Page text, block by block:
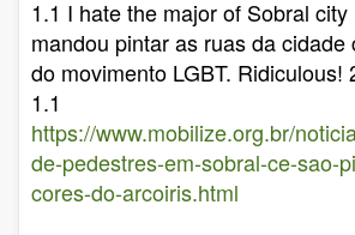
1.1 I hate the major of Sobral
mandou pintar as ruas da cidade
do movimento LGBT. Ridiculous!
1.1
https://www.mobilize.org.br/
de-pedestres-em-sobral-ce-sao-
cores-do-arcoiris.html